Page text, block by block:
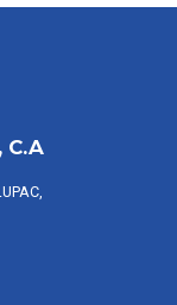
C.A